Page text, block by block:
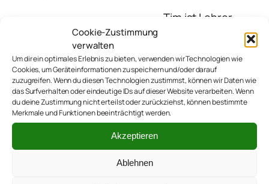
Cookie-Zustimmung
verwalten
Um dir ein optimales Erlebnis zu bieten, verwenden wir Technologien wie
Cookies, um Geräteinformationen zu speichern und/oder darauf
zuzugreifen. Wenn du diesen Technologien zustimmst, können wir Daten wie
das Surfverhalten oder eindeutige IDs auf dieser Website verarbeiten. Wenn
du deine Zustimmung nicht erteilst oder zurückziehst, können bestimmte
Merkmale und Funktionen beeinträchtigt werden.
Akzeptieren
Ablehnen
Tim ist Lehrer
Mission: die
Schüler zu
ermuntern,
nicht alle Dinge
hinzunehmen,